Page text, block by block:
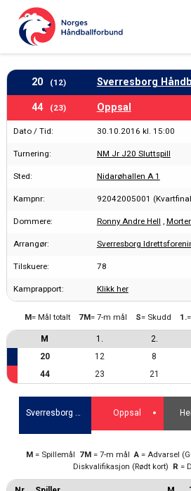
20 (12) Sverresborg
44 (23) Oppsal
Dato / Tid: 30.10.2016 kl. 15:00
Turnering: NM Jr J20 Sluttspill
Sted: Nidarøhallen A 1
Kampnr: 92042005001
Dommere: Ronny Andre Hell ,
Arrangør: Sverresborg
Tilskuere: 78
Kamprapport: Klikk her
M 1. 2.
M= Mål totalt 7M= 7-m mål S= Skudd 1.
20 12 8
44
23 21
Sverresborg Håndballklubb Oppsal
M= Spillemål 7M= 7-m mål A= Advarsel
Diskvalifikasjon (Rødt kort) R =